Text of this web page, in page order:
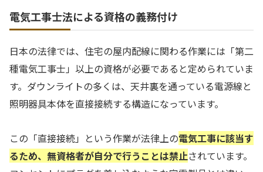
電気工事士法による資格の義務付け
日本の法律では、住宅の屋内配線に関わる作業には「第二
種電気工事士」以上の資格が必要であると定められていま
す。ダウンライトの多くは、天井裏を通っている電源線と
照明器具本体を直接接続する構造になっています。
この「直接接続」という作業が法律上の電気工事に該当す
るため、無資格者が自分で行うことは禁止されています。